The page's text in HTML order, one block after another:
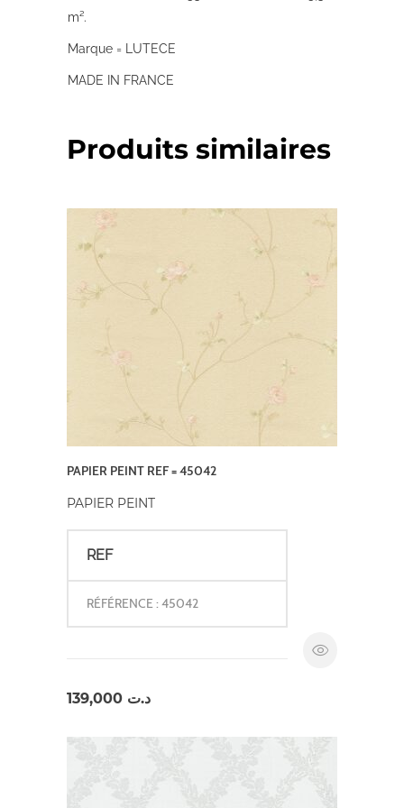
m².
Marque = LUTECE
MADE IN FRANCE
Produits similaires
PAPIER PEINT REF = 45042
PAPIER PEINT
REF
RÉFÉRENCE : 45042
د.ت